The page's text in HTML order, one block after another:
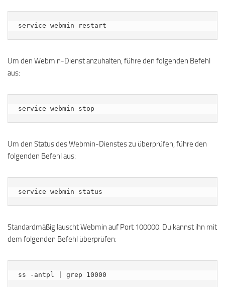
service webmin restart
Um den Webmin-Dienst anzuhalten, führe den folgenden Befehl
aus:
service webmin stop
Um den Status des Webmin-Dienstes zu überprüfen, führe den
folgenden Befehl aus:
service webmin status
Standardmäßig lauscht Webmin auf Port 100000. Du kannst ihn mit
dem folgenden Befehl überprüfen:
ss -antpl | grep 10000